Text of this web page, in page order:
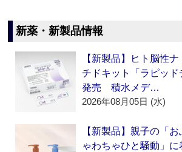
新薬・新製品情報
【新製品】ヒト脳性
チドキット「ラピッ
発売 積水メデ…
2026年08月05日 (水)
【新製品】親子の「
ゃわちゃひと騒動」に